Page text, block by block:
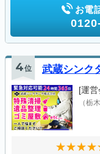
お電
4位 武蔵シンク
[運営
（栃